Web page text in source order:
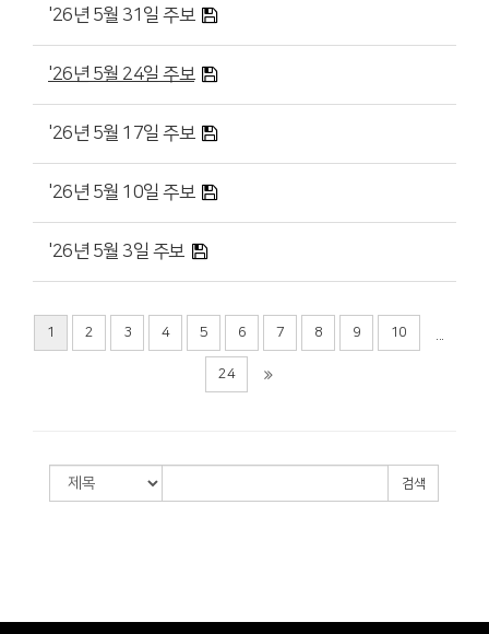
'26년 5월 31일 주보
'26년 5월 24일 주보
'26년 5월 17일 주보
'26년 5월 10일 주보
'26년 5월 3일 주보
1 2 3 4 5 6 7 8 9 10 ...
24
검색